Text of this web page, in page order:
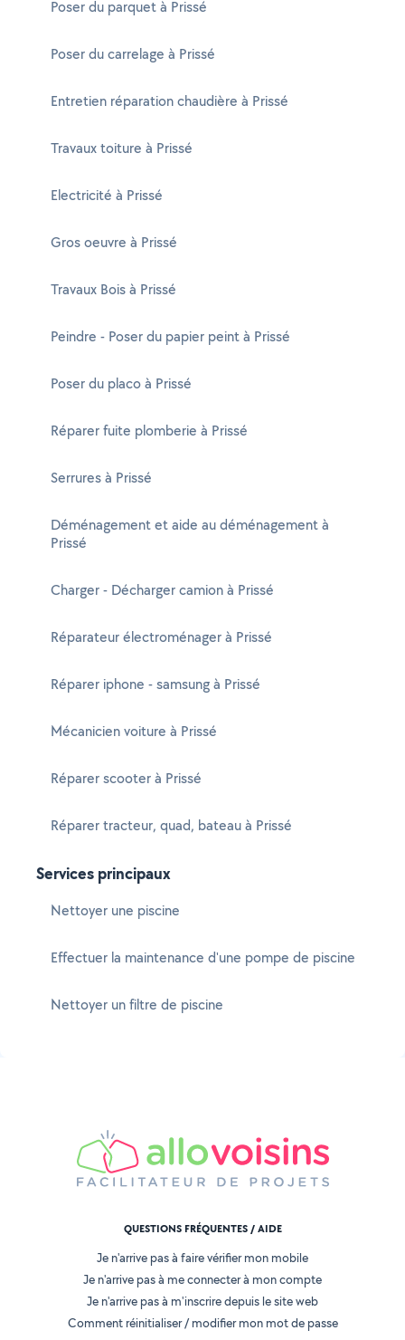
Poser du parquet à Prissé
Poser du carrelage à Prissé
Entretien réparation chaudière à Prissé
Travaux toiture à Prissé
Electricité à Prissé
Gros oeuvre à Prissé
Travaux Bois à Prissé
Peindre - Poser du papier peint à Prissé
Poser du placo à Prissé
Réparer fuite plomberie à Prissé
Serrures à Prissé
Déménagement et aide au déménagement à
Prissé
Charger - Décharger camion à Prissé
Réparateur électroménager à Prissé
Réparer iphone - samsung à Prissé
Mécanicien voiture à Prissé
Réparer scooter à Prissé
Réparer tracteur, quad, bateau à Prissé
Services principaux
Nettoyer une piscine
Effectuer la maintenance d'une pompe de piscine
Nettoyer un filtre de piscine
QUESTIONS FRÉQUENTES / AIDE
Je n'arrive pas à faire vérifier mon mobile
Je n'arrive pas à me connecter à mon compte
Je n'arrive pas à m'inscrire depuis le site web
Comment réinitialiser / modifier mon mot de passe